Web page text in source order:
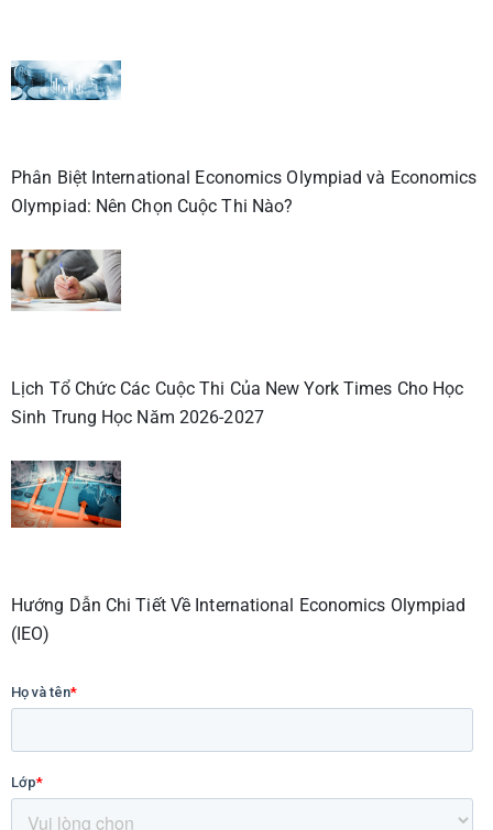
Phân Biệt International Economics Olympiad và Economics
Olympiad: Nên Chọn Cuộc Thi Nào?
Lịch Tổ Chức Các Cuộc Thi Của New York Times Cho Học
Sinh Trung Học Năm 2026-2027
Hướng Dẫn Chi Tiết Về International Economics Olympiad
(IEO)